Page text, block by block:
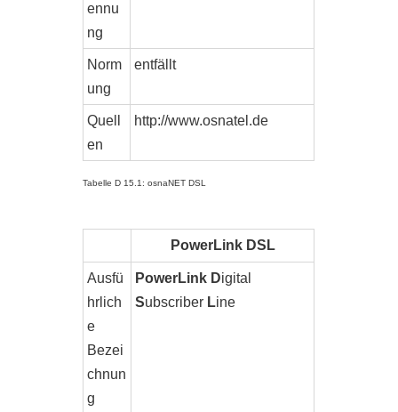
ennu
ng
Norm
ung
entfällt
Quell
en
http://www.osnatel.de
Tabelle D 15.1: osnaNET DSL
PowerLink DSL
Ausfü
hrlich
e
Bezei
chnun
g
PowerLink Digital
Subscriber Line